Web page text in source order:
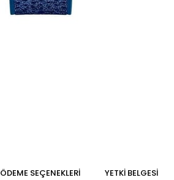
ÖDEME SEÇENEKLERI YETKİ BELGESİ